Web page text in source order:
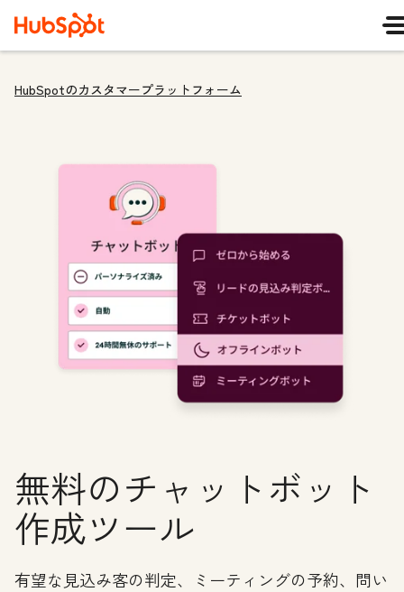
HubSpotのカスタマープラットフォーム
無料のチャットボット
作成ツール
有望な見込み客の判定、ミーティングの予約、問い